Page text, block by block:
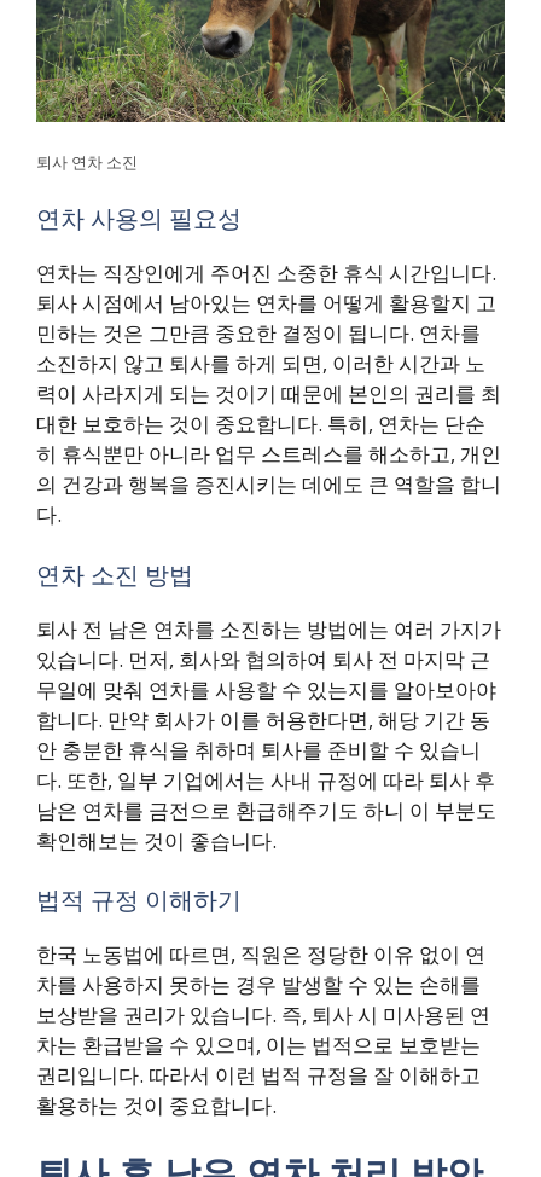
퇴사 연차 소진
연차 사용의 필요성
연차는 직장인에게 주어진 소중한 휴식 시간입니다.
퇴사 시점에서 남아있는 연차를 어떻게 활용할지 고
민하는 것은 그만큼 중요한 결정이 됩니다. 연차를
소진하지 않고 퇴사를 하게 되면, 이러한 시간과 노
력이 사라지게 되는 것이기 때문에 본인의 권리를 최
대한 보호하는 것이 중요합니다. 특히, 연차는 단순
히 휴식뿐만 아니라 업무 스트레스를 해소하고, 개인
의 건강과 행복을 증진시키는 데에도 큰 역할을 합니
다.
연차 소진 방법
퇴사 전 남은 연차를 소진하는 방법에는 여러 가지가
있습니다. 먼저, 회사와 협의하여 퇴사 전 마지막 근
무일에 맞춰 연차를 사용할 수 있는지를 알아보아야
합니다. 만약 회사가 이를 허용한다면, 해당 기간 동
안 충분한 휴식을 취하며 퇴사를 준비할 수 있습니
다. 또한, 일부 기업에서는 사내 규정에 따라 퇴사 후
남은 연차를 금전으로 환급해주기도 하니 이 부분도
확인해보는 것이 좋습니다.
법적 규정 이해하기
한국 노동법에 따르면, 직원은 정당한 이유 없이 연
차를 사용하지 못하는 경우 발생할 수 있는 손해를
보상받을 권리가 있습니다. 즉, 퇴사 시 미사용된 연
차는 환급받을 수 있으며, 이는 법적으로 보호받는
권리입니다. 따라서 이런 법적 규정을 잘 이해하고
활용하는 것이 중요합니다.